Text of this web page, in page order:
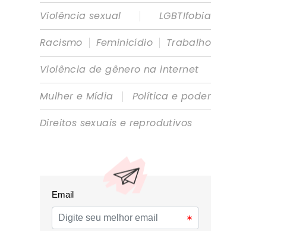
Violência sexual
|
LGBTIfobia
Racismo | Feminicídio | Trabalho
Violência de gênero na internet
Mulher e Mídia
|
Política e poder
Direitos sexuais e reprodutivos